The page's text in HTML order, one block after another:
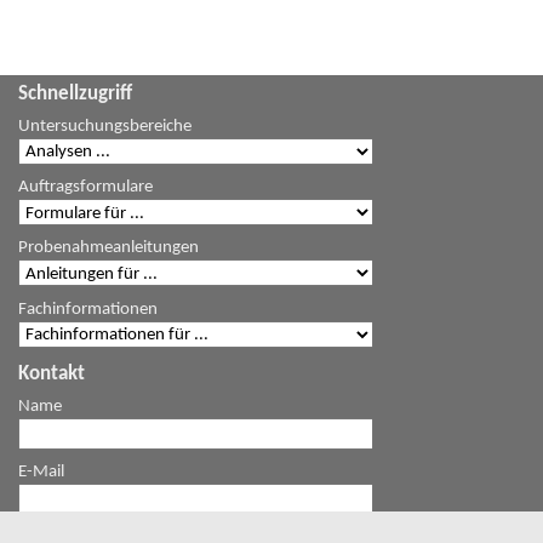
Schnellzugriff
Untersuchungsbereiche
Auftragsformulare
Probenahmeanleitungen
Fachinformationen
Kontakt
Name
E-Mail